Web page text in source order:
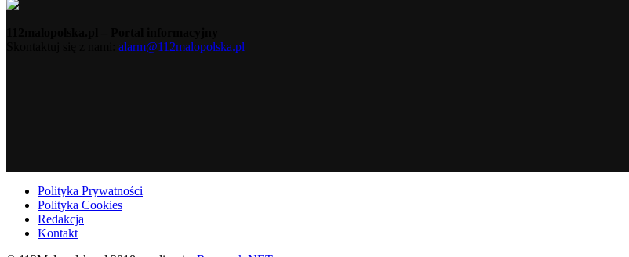
alarm@112malopolska.pl
Polityka Prywatności
Polityka Cookies
Redakcja
Kontakt